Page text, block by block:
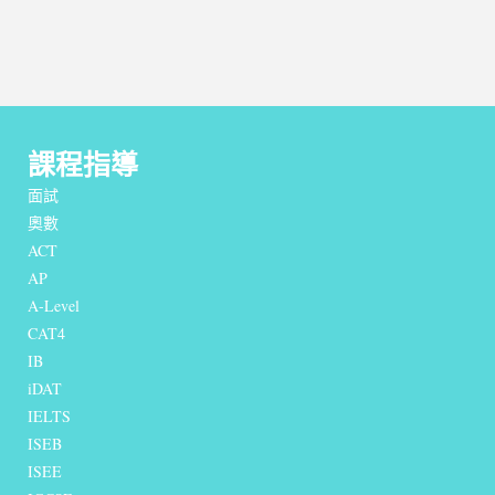
課程指導
面試
奧數
ACT
AP
A-Level
CAT4
IB
iDAT
IELTS
ISEB
ISEE